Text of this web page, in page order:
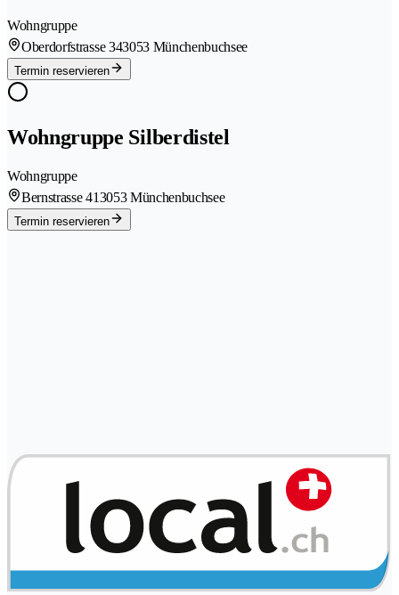
Wohngruppe
Oberdorfstrasse 343053 Münchenbuchsee
Termin reservieren
Wohngruppe Silberdistel
Wohngruppe
Bernstrasse 413053 Münchenbuchsee
Termin reservieren